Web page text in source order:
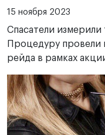
15 ноября 2023
Спасатели измерили
Процедуру провели
рейда в рамках